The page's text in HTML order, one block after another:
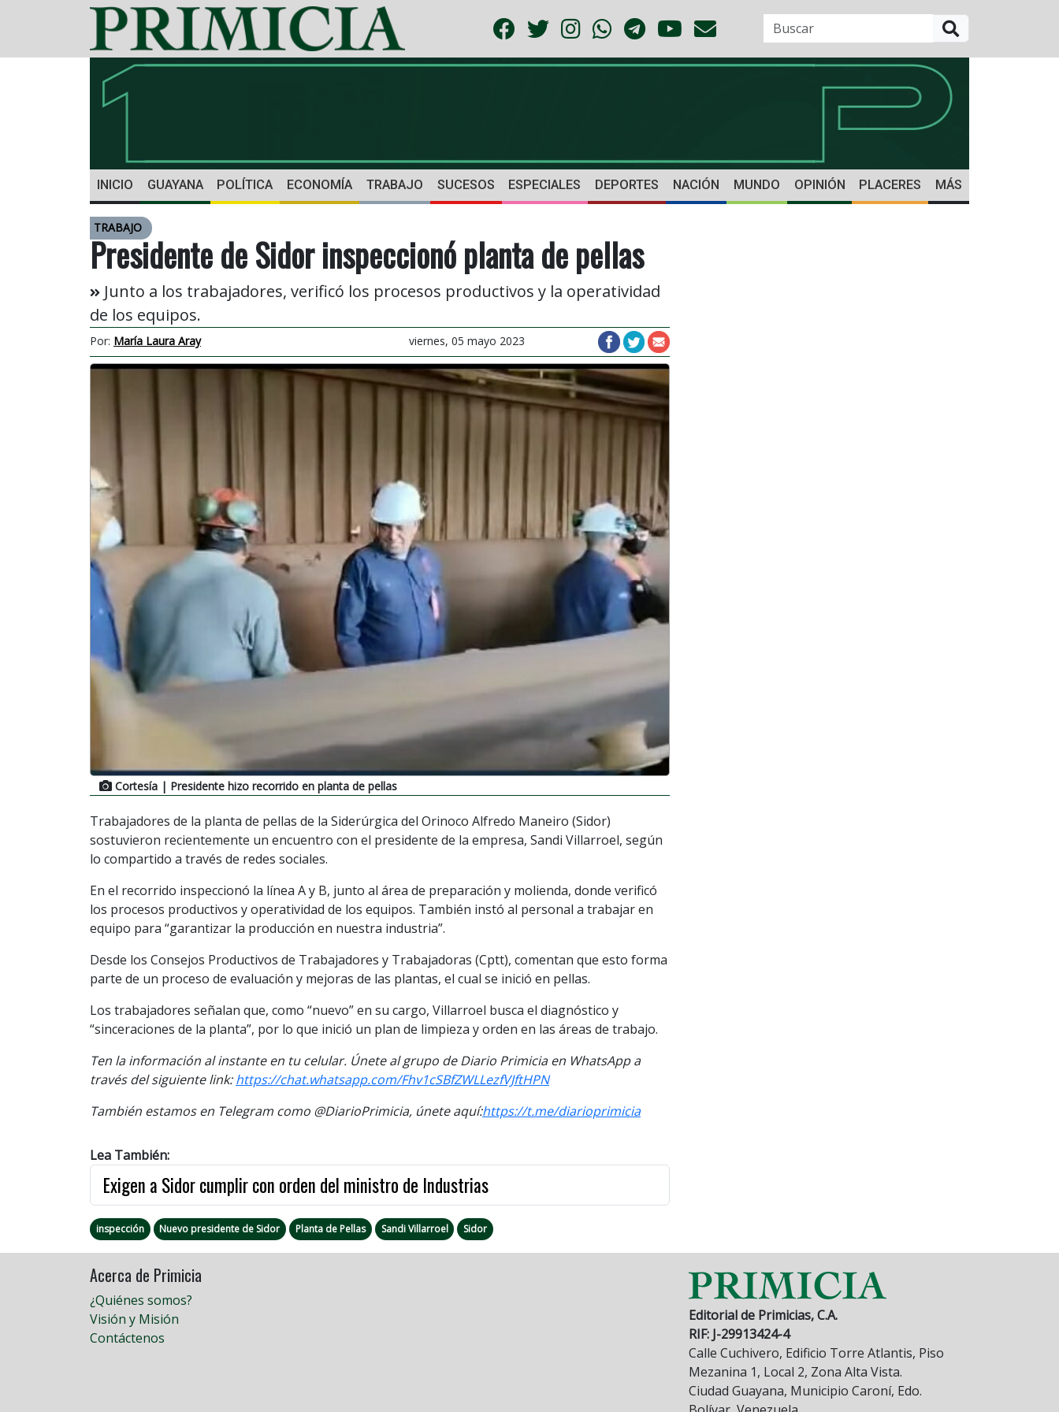
INICIO GUAYANA POLÍTICA ECONOMÍA TRABAJO SUCESOS ESPECIALES DEPORTES NACIÓN MUNDO OPINIÓN PLACERES MÁS
TRABAJO
Presidente de Sidor inspeccionó planta de pellas
Junto a los trabajadores, verificó los procesos productivos y la operatividad
de los equipos.
Por: María Laura Aray viernes, 05 mayo 2023
Cortesía | Presidente hizo recorrido en planta de pellas
Trabajadores de la planta de pellas de la Siderúrgica del Orinoco Alfredo Maneiro (Sidor)
sostuvieron recientemente un encuentro con el presidente de la empresa, Sandi Villarroel, según
lo compartido a través de redes sociales.
En el recorrido inspeccionó la línea A y B, junto al área de preparación y molienda, donde verificó
los procesos productivos y operatividad de los equipos. También instó al personal a trabajar en
equipo para “garantizar la producción en nuestra industria”.
Desde los Consejos Productivos de Trabajadores y Trabajadoras (Cptt), comentan que esto forma
parte de un proceso de evaluación y mejoras de las plantas, el cual se inició en pellas.
Los trabajadores señalan que, como “nuevo” en su cargo, Villarroel busca el diagnóstico y
“sinceraciones de la planta”, por lo que inició un plan de limpieza y orden en las áreas de trabajo.
Ten la información al instante en tu celular. Únete al grupo de Diario Primicia en WhatsApp a
través del siguiente link:https://chat.whatsapp.com/Fhv1cSBfZWLLezfVJftHPN
También estamos en Telegram como @DiarioPrimicia, únete aquí:https://t.me/diarioprimicia
Lea También:
Exigen a Sidor cumplir con orden del ministro de Industrias
inspección Nuevo presidente de Sidor Planta de Pellas Sandi Villarroel Sidor
Acerca de Primicia
¿Quiénes somos?
Visión y Misión
Contáctenos
Editorial de Primicias, C.A.
RIF: J-29913424-4
Calle Cuchivero, Edificio Torre Atlantis, Piso
Mezanina 1, Local 2, Zona Alta Vista.
Ciudad Guayana, Municipio Caroní, Edo.